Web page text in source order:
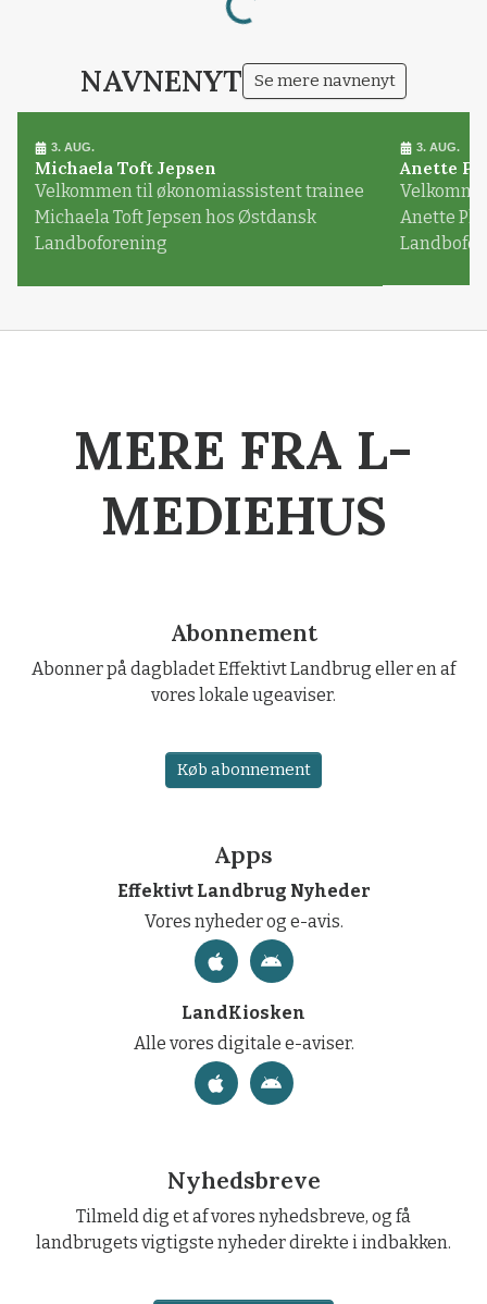
NAVNENYT Se mere navnenyt
3. AUG.
Michaela Toft Jepsen
Velkommen til økonomiassistent trainee
Michaela Toft Jepsen hos Østdansk
Landboforening
3. AUG.
Anette
Anette
MERE FRA L-
MEDIEHUS
Abonnement
Abonner på dagbladet Effektivt Landbrug eller en af
vores lokale ugeaviser.
Køb abonnement
Apps
Effektivt Landbrug Nyheder
Vores nyheder og e-avis.
LandKiosken
Alle vores digitale e-aviser.
Nyhedsbreve
Tilmeld dig et af vores nyhedsbreve, og få
landbrugets vigtigste nyheder direkte i indbakken.